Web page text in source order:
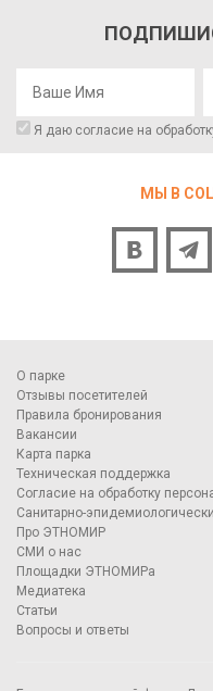
Я даю согласие на
МЫ В
О парке
Отзывы посетителей
Правила бронирования
Вакансии
Карта парка
Техническая поддержка
Согласие на обработку
Санитарно-
Про ЭТНОМИР
СМИ о нас
Площадки ЭТНОМИРа
Медиатека
Статьи
Вопросы и ответы